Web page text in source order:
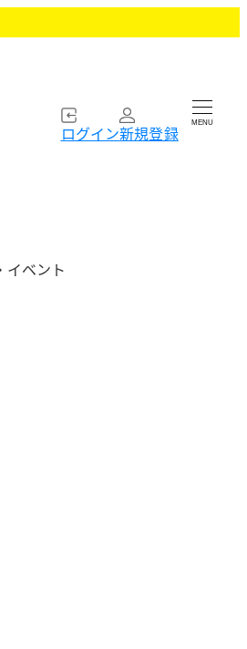
ログイン新規登録 MENU
イベント